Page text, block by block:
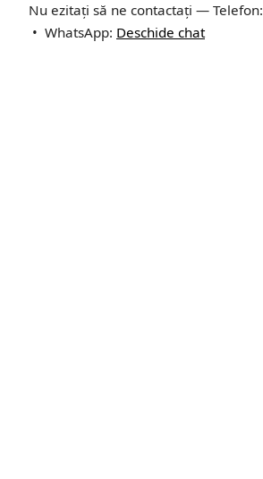
Nu ezitați să ne contactați — Telefon:
• WhatsApp: Deschide chat